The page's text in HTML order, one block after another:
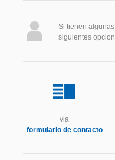
Si tienen
siguientes
via
formulario de contacto